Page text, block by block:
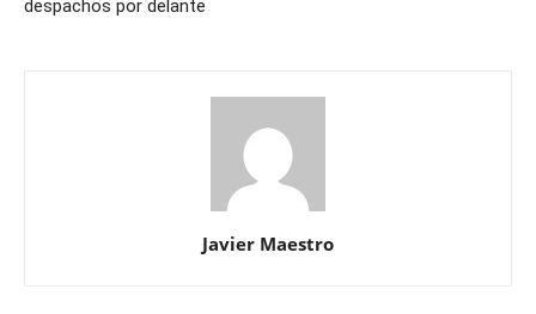
despachos por delante
Javier Maestro